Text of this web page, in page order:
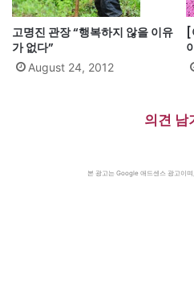
고명진 관장 “행복하지 않을 이유
가 없다”
August 24, 2012
의견 남
본 광고는 Google 애드센스 광고이